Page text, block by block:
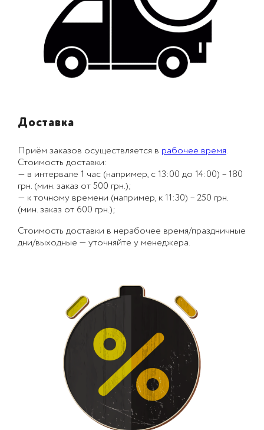
Доставка
Приём заказов осуществляется в рабочее время.
Стоимость доставки:
— в интервале 1 час (например, с 13:00 до 14:00) – 180
грн. (мин. заказ от 500 грн.);
— к точному времени (например, к 11:30) – 250 грн.
(мин. заказ от 600 грн.);
Стоимость доставки в нерабочее время/праздничные
дни/выходные — уточняйте у менеджера.